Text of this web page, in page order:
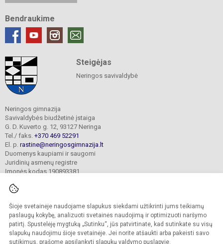
Šioje svetainėje naudojame slapukus siekdami užtikrinti jums teikiamų
paslaugų kokybę, analizuoti svetainės naudojimą ir optimizuoti naršymo
patirtį. Spustelėję mygtuką „Sutinku“, jūs patvirtinate, kad sutinkate su visų
slapukų naudojimu šioje svetainėje. Jei norite atšaukti arba pakeisti savo
sutikimus, prašome apsilankyti slapukų valdymo puslapyje.
Bendraukime
Steigėjas
Neringos savivaldybė
Neringos gimnazija
Savivaldybės biudžetinė įstaiga
G. D. Kuverto g. 12, 93127 Neringa
Tel./ faks. +370 469 52291
El. p. rastine@neringosgimnazija.lt
Duomenys kaupiami ir saugomi
Juridinių asmenų registre
Įmonės kodas 190893381
© 2026. Neringos gimnazija. Visos teisės saugomos.
Kopijuoti turinį be raštiško įstaigos administracijos sutikimo griežtai draudžiama.
Prieinamumo paraiška Slapukų valdymas